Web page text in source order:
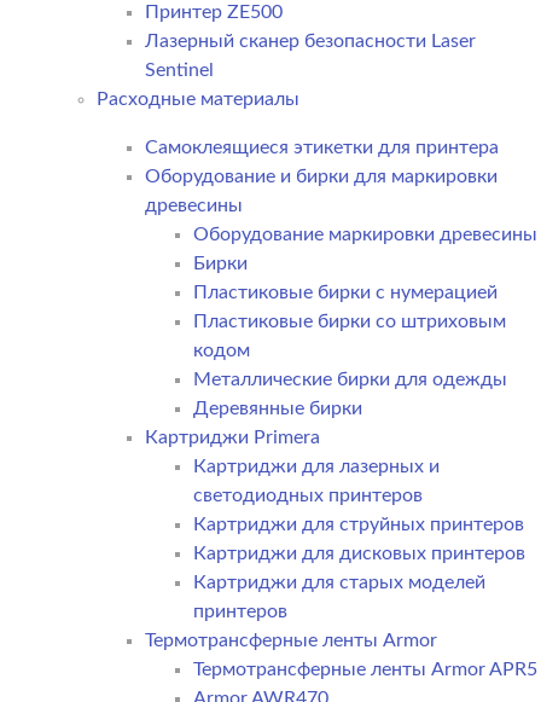
Принтер ZE500
Лазерный сканер безопасности Laser
Sentinel
Расходные материалы
Самоклеящиеся этикетки для принтера
Оборудование и бирки для маркировки
древесины
Оборудование маркировки древесины
Бирки
Пластиковые бирки с нумерацией
Пластиковые бирки со штриховым
кодом
Металлические бирки для одежды
Деревянные бирки
Картриджи Primera
Картриджи для лазерных и
светодиодных принтеров
Картриджи для струйных принтеров
Картриджи для дисковых принтеров
Картриджи для старых моделей
принтеров
Термотрансферные ленты Armor
Термотрансферные ленты Armor APR5